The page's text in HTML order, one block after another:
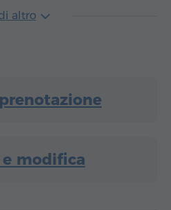
altro
e modifica